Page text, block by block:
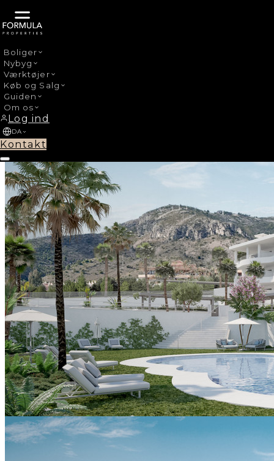
Boliger
Nybyg
Værktøjer
Køb og Salg
Guiden
Om os
Log ind
DA
Kontakt
Nybyg› Benalmadena Centro